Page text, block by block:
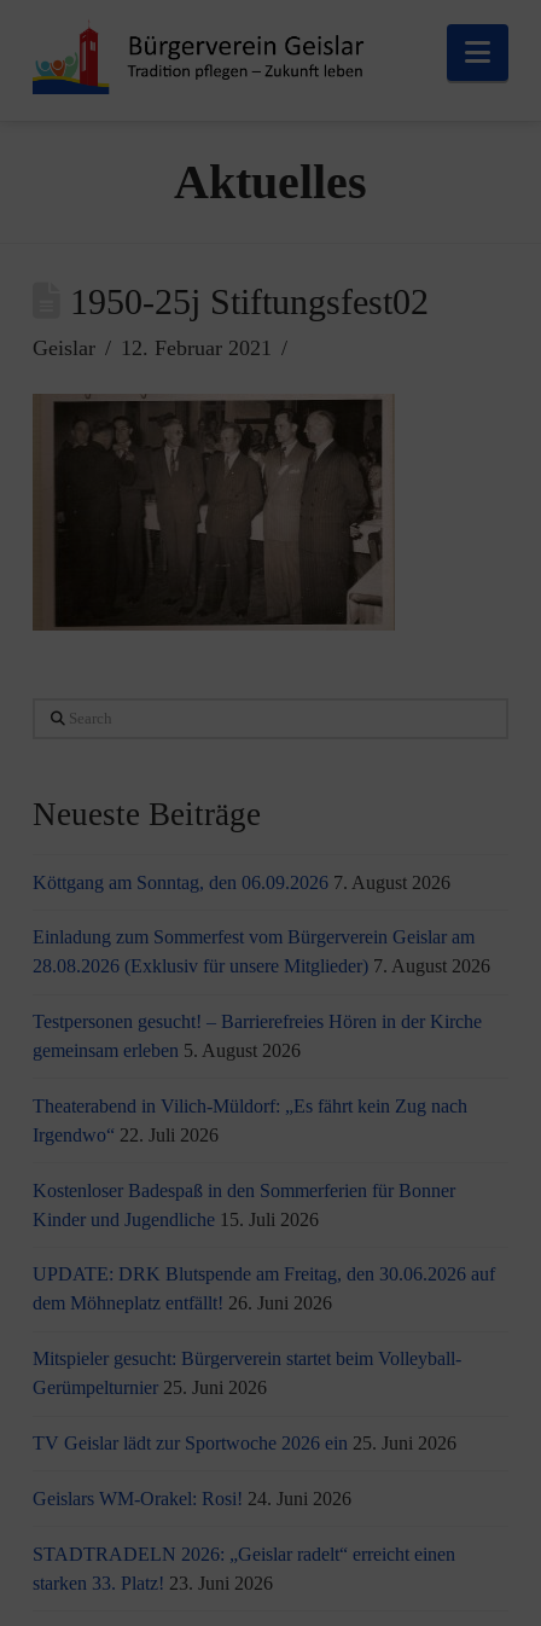
Aktuelles
1950-25j Stiftungsfest02
Geislar 12. Februar 2021
Search
Neueste Beiträge
Köttgang am Sonntag, den 06.09.2026 7. August 2026
Einladung zum Sommerfest vom Bürgerverein Geislar am
28.08.2026 (Exklusiv für unsere Mitglieder) 7. August 2026
Testpersonen gesucht! – Barrierefreies Hören in der Kirche
gemeinsam erleben 5. August 2026
Theaterabend in Vilich-Müldorf: „Es fährt kein Zug nach
Irgendwo“ 22. Juli 2026
Kostenloser Badespaß in den Sommerferien für Bonner
Kinder und Jugendliche 15. Juli 2026
UPDATE: DRK Blutspende am Freitag, den 30.06.2026 auf
dem Möhneplatz entfällt! 26. Juni 2026
Mitspieler gesucht: Bürgerverein startet beim Volleyball-
Gerümpelturnier 25. Juni 2026
TV Geislar lädt zur Sportwoche 2026 ein 25. Juni 2026
Geislars WM-Orakel: Rosi! 24. Juni 2026
STADTRADELN 2026: „Geislar radelt“ erreicht einen
starken 33. Platz! 23. Juni 2026